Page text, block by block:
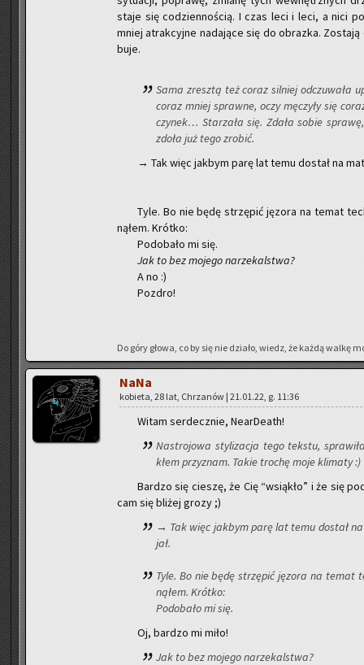
staje się co­dzien­no­ścią. I czas leci i leci, a nici
mniej atrak­cyj­ne na­da­ją­ce się do ob­raz­ka.
bu­je.
Sama zresz­tą też coraz sil­niej od­czu­wa­ła
coraz mniej spraw­ne, oczy mę­czy­ły się
czy­nek… Sta­rza­ła się. Zdała sobie
zdoła już tego zro­bić.
→ Tak więc jak­bym parę lat temu do­stał na
Tyle. Bo nie będę strzę­pić ję­zo­ra na temat
ną­łem. Krót­ko:
Po­do­ba­ło mi się.
Jak to bez mo­je­go na­rze­kal­stwa?
A no :)
Po­zdro!
Do góry głowa, co by się nie dzia­ło, wiedz, że każdą walkę
NaNa
ko­bie­ta, 28 lat, Chrza­nów | 21.01.22, g. 11:36
Witam ser­decz­nie, Ne­ar­De­ath!
Na­stro­jo­wa sty­li­za­cja tego tek­stu,
kłem przy­znam. Takie tro­chę moje kli­ma­ty :)
Bar­dzo się cie­szę, że Cię “wsią­kło” i że się
cam się bli­żej grozy ;)
→ Tak więc jak­bym parę lat temu do­stał
jał.
Tyle. Bo nie będę strzę­pić ję­zo­ra na
ną­łem. Krót­ko:
Po­do­ba­ło mi się.
Oj, bar­dzo mi miło!
Jak to bez mo­je­go na­rze­kal­stwa?